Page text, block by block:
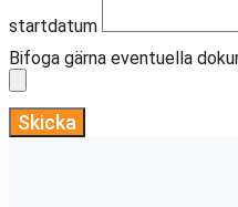
startdatum
Bifoga gärna eventuella
Skicka